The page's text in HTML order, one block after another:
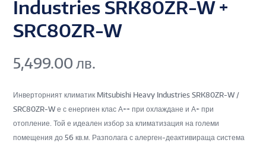
Industries SRK80ZR-W +
SRC80ZR-W
5,499.00лв.
Инверторният климатик Mitsubishi Heavy Industries SRK80ZR-W /
SRC80ZR-W е с енергиен клас А++ при охлаждане и А+ при
отопление. Той е идеален избор за климатизация на големи
помещения до 56 кв.м. Разполага с алерген-деактивираща система